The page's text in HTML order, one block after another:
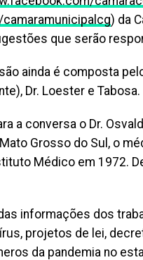
) da
que serão
ainda é composta
Dr. Loester e Tabosa.
a conversa o Dr.
Grosso do Sul, o
Médico em 1972.
informações dos
projetos de lei,
da pandemia no